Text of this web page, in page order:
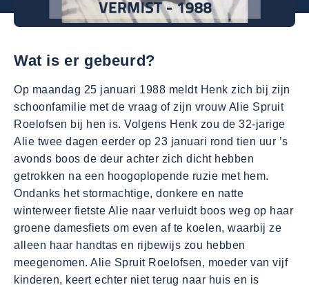
Wat is er gebeurd?
Op maandag 25 januari 1988 meldt Henk zich bij zijn
schoonfamilie met de vraag of zijn vrouw Alie Spruit
Roelofsen bij hen is. Volgens Henk zou de 32-jarige
Alie twee dagen eerder op 23 januari rond tien uur ’s
avonds boos de deur achter zich dicht hebben
getrokken na een hoogoplopende ruzie met hem.
Ondanks het stormachtige, donkere en natte
winterweer fietste Alie naar verluidt boos weg op haar
groene damesfiets om even af te koelen, waarbij ze
alleen haar handtas en rijbewijs zou hebben
meegenomen. Alie Spruit Roelofsen, moeder van vijf
kinderen, keert echter niet terug naar huis en is